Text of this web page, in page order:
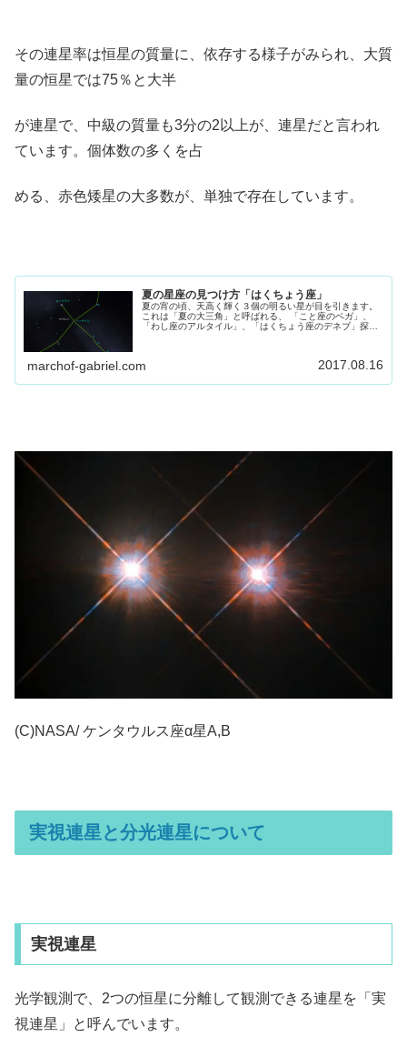
その連星率は恒星の質量に、依存する様子がみられ、大質
量の恒星では75％と大半
が連星で、中級の質量も3分の2以上が、連星だと言われ
ています。個体数の多くを占
める、赤色矮星の大多数が、単独で存在しています。
夏の星座の見つけ方「はくちょう座」
夏の宵の頃、天高く輝く３個の明るい星が目を引きます。
これは「夏の大三角」と呼ばれる、 「こと座のベガ」、
「わし座のアルタイル」、「はくちょう座のデネブ」探す
marchof-gabriel.com 2017.08.16
(C)NASA/ ケンタウルス座α星A,B
実視連星と分光連星について
実視連星
光学観測で、2つの恒星に分離して観測できる連星を「実
視連星」と呼んでいます。